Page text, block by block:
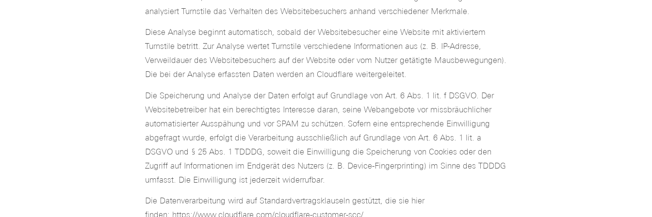
analysiert Turnstile das Verhalten des Websitebesuchers anhand verschiedener Merkmale.
Diese Analyse beginnt automatisch, sobald der Websitebesucher eine Website mit aktiviertem
Turnstile betritt. Zur Analyse wertet Turnstile verschiedene Informationen aus (z. B. IP-Adresse,
Verweildauer des Websitebesuchers auf der Website oder vom Nutzer getätigte Mausbewegungen).
Die bei der Analyse erfassten Daten werden an Cloudflare weitergeleitet.
Die Speicherung und Analyse der Daten erfolgt auf Grundlage von Art. 6 Abs. 1 lit. f DSGVO. Der
Websitebetreiber hat ein berechtigtes Interesse daran, seine Webangebote vor missbräuchlicher
automatisierter Ausspähung und vor SPAM zu schützen. Sofern eine entsprechende Einwilligung
abgefragt wurde, erfolgt die Verarbeitung ausschließlich auf Grundlage von Art. 6 Abs. 1 lit. a
DSGVO und § 25 Abs. 1 TDDDG, soweit die Einwilligung die Speicherung von Cookies oder den
Zugriff auf Informationen im Endgerät des Nutzers (z. B. Device-Fingerprinting) im Sinne des TDDDG
umfasst. Die Einwilligung ist jederzeit widerrufbar.
Die Datenverarbeitung wird auf Standardvertragsklauseln gestützt, die sie hier
finden: https://www.cloudflare.com/cloudflare-customer-scc/.